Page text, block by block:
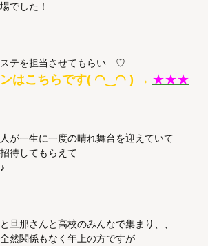
でした！
テを担当させてもらい…♡
ンはこちらです( ◠‿◠ ) → ★★★
が一生に一度の晴れ舞台を迎えていて
待してもらえて
旦那さんと高校のみんなで集まり、、
然関係もなく年上の方ですが